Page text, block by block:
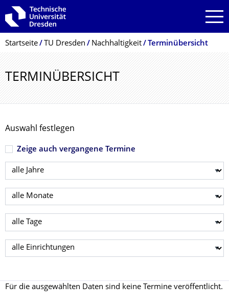
Zur Hauptnavigation springen
Zur Suche springen
Zum Inhalt springen
Breadcrumb-Menü
Startseite TU Dresden Nachhaltigkeit Terminübersicht
TERMINÜBERSICHT
Auswahl festlegen
Zeige auch vergangene Termine
Jahr wählen
Monat wählen
Tag wählen
Einrichtung wählen
Für die ausgewählten Daten sind keine Termine veröffentlicht.